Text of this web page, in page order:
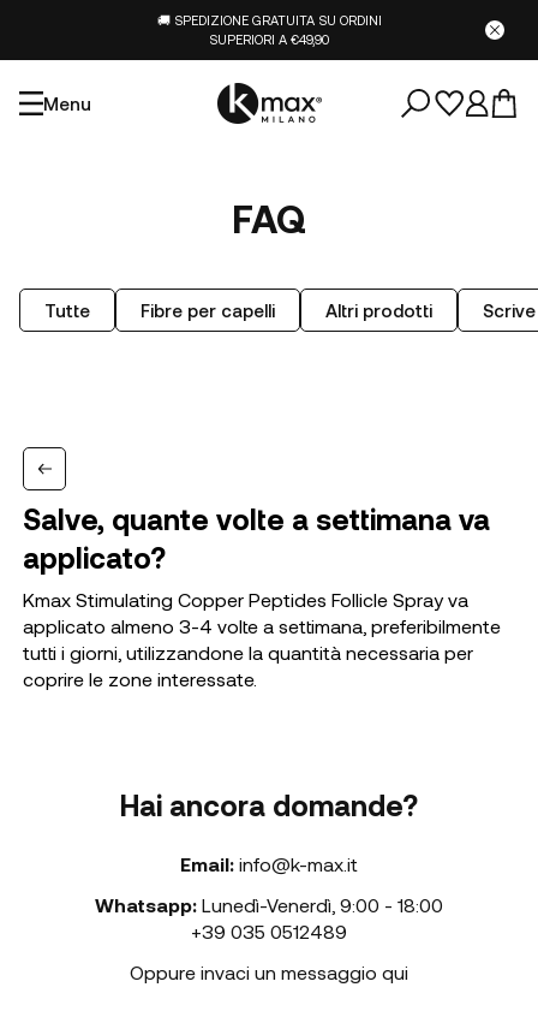
🚚 SPEDIZIONE GRATUITA SU ORDINI
SUPERIORI A €49,90
Menu
FAQ
Tutte Fibre per capelli Altri prodotti
Salve, quante volte a settimana va
applicato?
Kmax Stimulating Copper Peptides Follicle Spray va
applicato almeno 3-4 volte a settimana, preferibilmente
tutti i giorni, utilizzandone la quantità necessaria per
coprire le zone interessate.
Hai ancora domande?
Email: info@k-max.it
Whatsapp: Lunedì-Venerdì 9:00 - 18:00
+39 035 0512489
Oppure invaci un messaggio qui